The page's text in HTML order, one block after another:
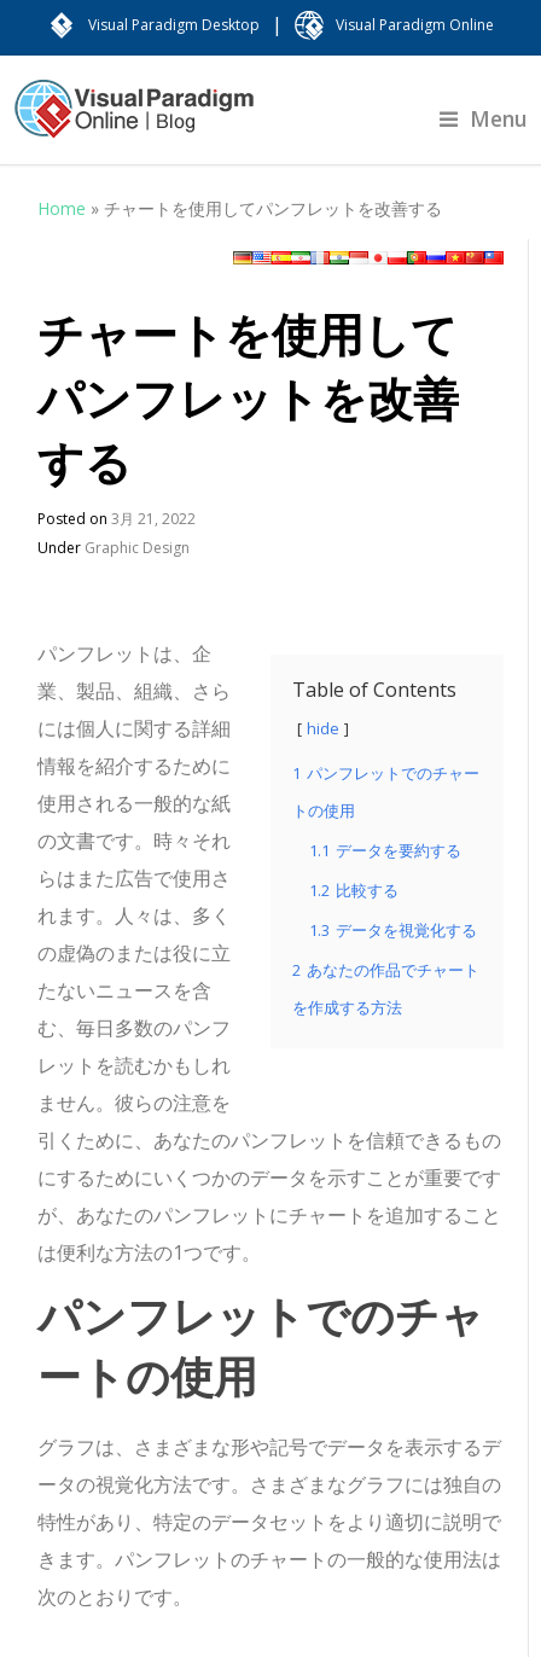
Visual Paradigm Desktop | Visual Paradigm Online
Menu
Home » チャートを使用してパンフレットを改善する
チャートを使用して
パンフレットを改善
する
Posted on3月 21, 2022
Under Graphic Design
Table of Contents
hide
1 パンフレットでのチャー
トの使用
1.1 データを要約する
1.2 比較する
1.3 データを視覚化する
2 あなたの作品でチャート
を作成する方法
パンフレットは、企
業、製品、組織、さら
には個人に関する詳細
情報を紹介するために
使用される一般的な紙
の文書です。時々それ
らはまた広告で使用さ
れます。人々は、多く
の虚偽のまたは役に立
たないニュースを含
む、毎日多数のパンフ
レットを読むかもしれ
ません。彼らの注意を
引くために、あなたのパンフレットを信頼できるもの
にするためにいくつかのデータを示すことが重要です
が、あなたのパンフレットにチャートを追加すること
は便利な方法の1つです。
パンフレットでのチャ
ートの使用
グラフは、さまざまな形や記号でデータを表示するデ
ータの視覚化方法です。さまざまなグラフには独自の
特性があり、特定のデータセットをより適切に説明で
きます。パンフレットのチャートの一般的な使用法は
次のとおりです。